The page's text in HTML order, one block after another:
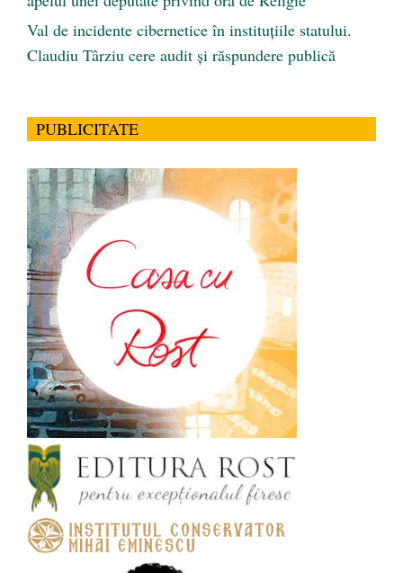
Val de incidente cibernetice în instituțiile statului.
Claudiu Târziu cere audit și răspundere publică
PUBLICITATE